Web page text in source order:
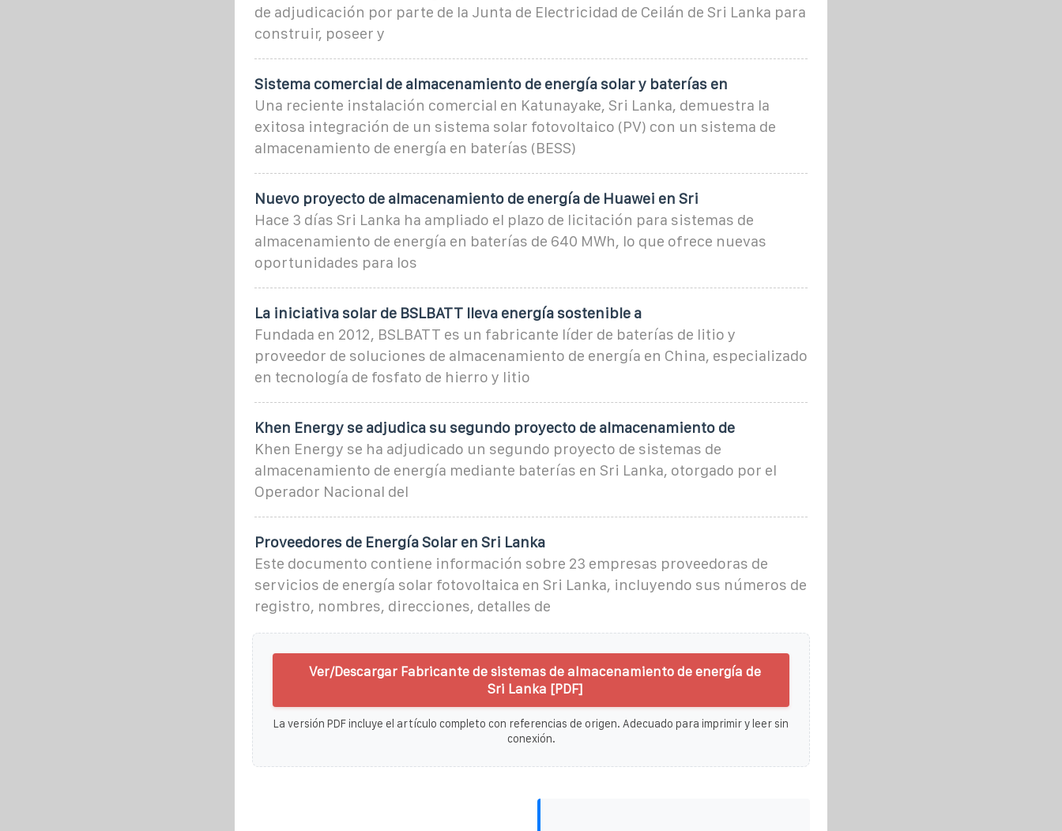
de adjudicación por parte de la Junta de Electricidad de Ceilán de Sri Lanka para
construir, poseer y
Sistema comercial de almacenamiento de energía solar y baterías en
Una reciente instalación comercial en Katunayake, Sri Lanka, demuestra la
exitosa integración de un sistema solar fotovoltaico (PV) con un sistema de
almacenamiento de energía en baterías (BESS)
Nuevo proyecto de almacenamiento de energía de Huawei en Sri
Hace 3 días Sri Lanka ha ampliado el plazo de licitación para sistemas de
almacenamiento de energía en baterías de 640 MWh, lo que ofrece nuevas
oportunidades para los
La iniciativa solar de BSLBATT lleva energía sostenible a
Fundada en 2012, BSLBATT es un fabricante líder de baterías de litio y
proveedor de soluciones de almacenamiento de energía en China, especializado
en tecnología de fosfato de hierro y litio
Khen Energy se adjudica su segundo proyecto de almacenamiento de
Khen Energy se ha adjudicado un segundo proyecto de sistemas de
almacenamiento de energía mediante baterías en Sri Lanka, otorgado por el
Operador Nacional del
Proveedores de Energía Solar en Sri Lanka
Este documento contiene información sobre 23 empresas proveedoras de
servicios de energía solar fotovoltaica en Sri Lanka, incluyendo sus números de
registro, nombres, direcciones, detalles de
Ver/Descargar Fabricante de sistemas de almacenamiento de energía de
Sri Lanka [PDF]
La versión PDF incluye el artículo completo con referencias de origen. Adecuado para imprimir y leer sin
conexión.